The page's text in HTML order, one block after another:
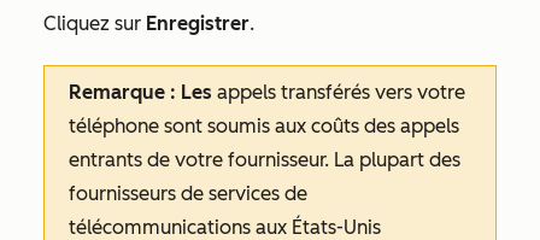
Cliquez sur Enregistrer.
Remarque : Les appels transférés vers votre
téléphone sont soumis aux coûts des appels
entrants de votre fournisseur. La plupart des
fournisseurs de services de
télécommunications aux États-Unis